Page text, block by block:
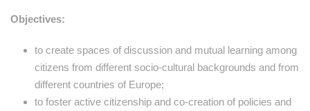
Objectives:
to create spaces of discussion and mutual learning among
citizens from different socio-cultural backgrounds and from
different countries of Europe;
to foster active citizenship and co-creation of policies and